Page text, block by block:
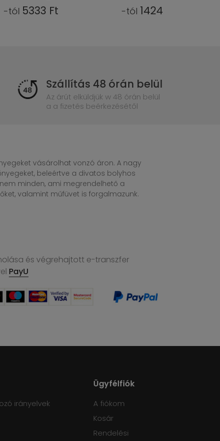
-tól14249 Ft -tól4666 Ft
Szállítás 48 órán belül
Az árút elküldjük w 48 órán belül
a a fizetés beérkezésétől
vásárolhat vonzó áron. A nagy
beleértve a divatos bolyhos
minden, ami megrendelhető a
valamint műfüvet is forgalmazunk.
és végrehajtott e-transzfer
PayU
irányelvek
Ügyfélfiók
A fiókom
Kosár
Rendelési